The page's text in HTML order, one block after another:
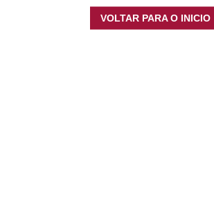
VOLTAR PARA O INICIO